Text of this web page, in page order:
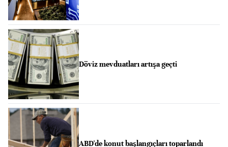
Döviz mevduatları artışa geçti
ABD'de konut başlangıçları toparlandı